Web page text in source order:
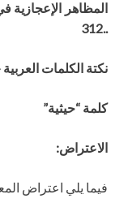
المظاهر الإعجازية
..312
نكتة الكلمات العربية
كلمة “حيثية”
الاعتراض:
فيما يلي اعتراض